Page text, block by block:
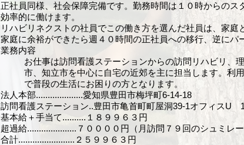
正社員同様、社会保障完備です。勤務時間は１０時からの
効率的に働けます。
リハビリネクストの社員でこの働き方を選んだ社員は、家庭
家庭に余裕ができたら週４０時間の正社員への移行、逆にパ
業務内容
お仕事は訪問看護ステーションからの訪問リハビリ、
市、知立市を中心に自宅の近郊を主に担当します。利
で普段の生活にお困りの方となります。
法人本部....................愛知県豊田市梅坪町6-14-18
​訪問看護ステーション..豊田市亀首町町屋洞39-1オフィスU
基本給＋手当て..........１８９９６３円
超過給.....................７００００円（月訪問７９回のシュミレー
合計........................２５９９６３円